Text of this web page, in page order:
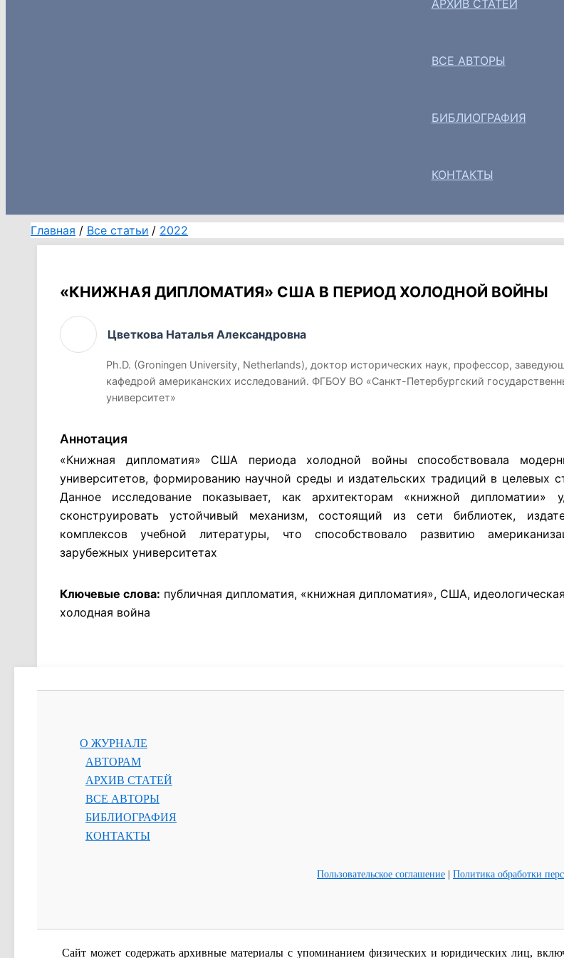
АРХИВ СТАТЕЙ
ВСЕ АВТОРЫ
БИБЛИОГРАФИЯ
КОНТАКТЫ
Главная Все статьи 2022
«КНИЖНАЯ ДИПЛОМАТИЯ» США В ПЕРИОД ХОЛОДНОЙ ВОЙНЫ
Цветкова Наталья Александровна
Ph.D. (Groningen University, Netherlands), доктор исторических наук, профессор,
кафедрой американских исследований. ФГБОУ ВО «Санкт-Петербургский
университет»
Аннотация
«Книжная дипломатия» США периода холодной войны способствовала
университетов, формированию научной среды и издательских традиций в целевых
Данное исследование показывает, как архитекторам «книжной дипломатии»
сконструировать устойчивый механизм, состоящий из сети библиотек,
комплексов учебной литературы, что способствовало развитию
зарубежных университетах
Ключевые слова: публичная дипломатия, «книжная дипломатия», США, идеологическая
холодная война
О ЖУРНАЛЕ
АВТОРАМ
АРХИВ СТАТЕЙ
ВСЕ АВТОРЫ
БИБЛИОГРАФИЯ
КОНТАКТЫ
Пользовательское соглашение | Политика обработки
Сайт может содержать архивные материалы с упоминанием физических и юридических лиц,